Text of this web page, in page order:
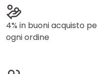
4% in buoni acquisto
ogni ordine